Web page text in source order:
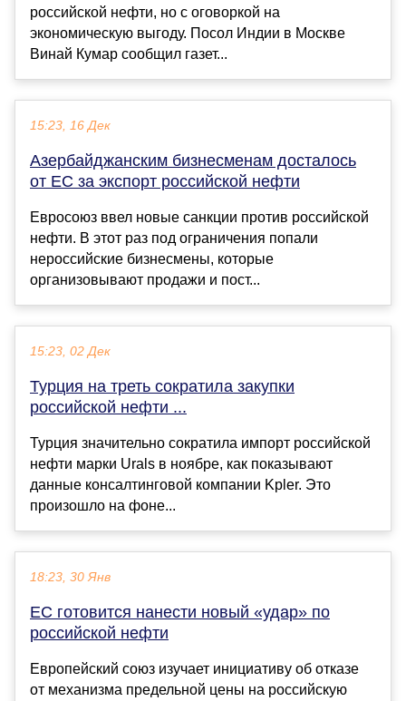
российской нефти, но с оговоркой на
экономическую выгоду. Посол Индии в Москве
Винай Кумар сообщил газет...
15:23, 16 Дек
Азербайджанским бизнесменам досталось
от ЕС за экспорт российской нефти
Евросоюз ввел новые санкции против российской
нефти. В этот раз под ограничения попали
нероссийские бизнесмены, которые
организовывают продажи и пост...
15:23, 02 Дек
Турция на треть сократила закупки
российской нефти ...
Турция значительно сократила импорт российской
нефти марки Urals в ноябре, как показывают
данные консалтинговой компании Kpler. Это
произошло на фоне...
18:23, 30 Янв
ЕС готовится нанести новый «удар» по
российской нефти
Европейский союз изучает инициативу об отказе
от механизма предельной цены на российскую